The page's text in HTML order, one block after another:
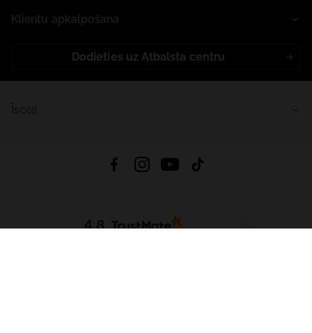
Klientu apkalpošana
Dodieties uz Atbalsta centru
4.8